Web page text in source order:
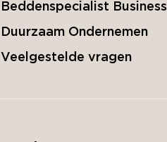
Beddenspecialist Business
Duurzaam Ondernemen
Veelgestelde vragen